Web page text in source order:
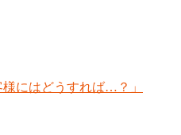
様にはどうすれば…？」